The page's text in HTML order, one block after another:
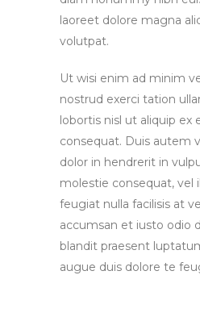
laoreet dolore magna
volutpat.
Ut wisi enim ad minim
nostrud exerci tation
lobortis nisl ut aliquip ex
consequat. Duis autem
dolor in hendrerit in
molestie consequat, vel
feugiat nulla facilisis at
accumsan et iusto odio
blandit praesent
augue duis dolore te